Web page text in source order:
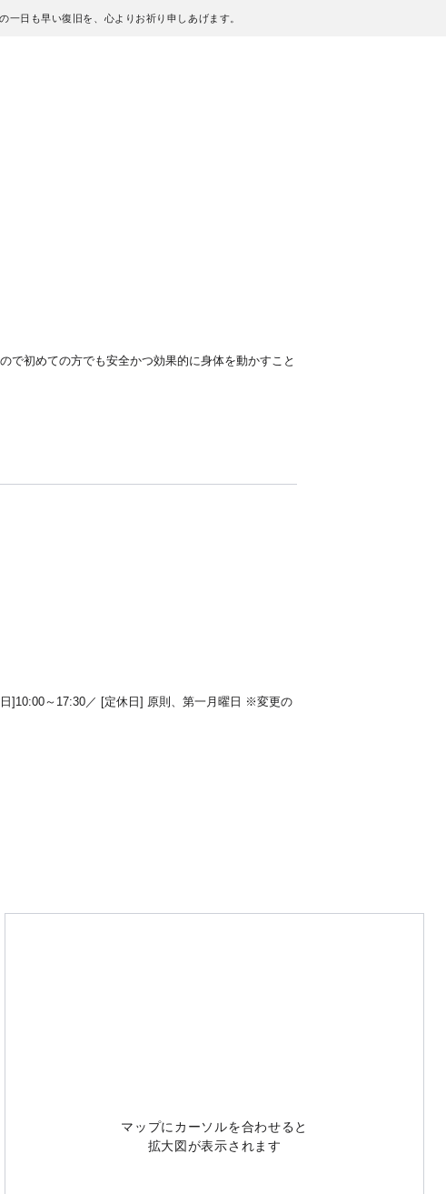
日も早い復旧を、心よりお祈り申しあげます。
で初めての方でも安全かつ効果的に身体を動かすこと
]10:00～17:30／ [定休日] 原則、第一月曜日 ※変更の
マップにカーソルを合わせると
拡大図が表示されます